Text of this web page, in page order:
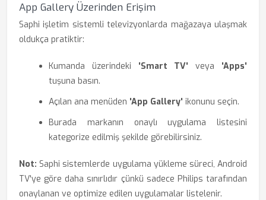
App Gallery Üzerinden Erişim
Saphi işletim sistemli televizyonlarda mağazaya ulaşmak
oldukça pratiktir:
Kumanda üzerindeki 'Smart TV' veya 'Apps'
tuşuna basın.
Açılan ana menüden 'App Gallery' ikonunu seçin.
Burada markanın onaylı uygulama listesini
kategorize edilmiş şekilde görebilirsiniz.
Not: Saphi sistemlerde uygulama yükleme süreci, Android
TV'ye göre daha sınırlıdır çünkü sadece Philips tarafından
onaylanan ve optimize edilen uygulamalar listelenir.